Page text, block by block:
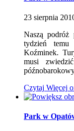
23 sierpnia
Naszą podróż
tydzień
Koźminek.
musi
Czytaj Więcej
Park w